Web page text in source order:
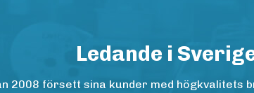
Ledande i
2008 försett sina kunder med